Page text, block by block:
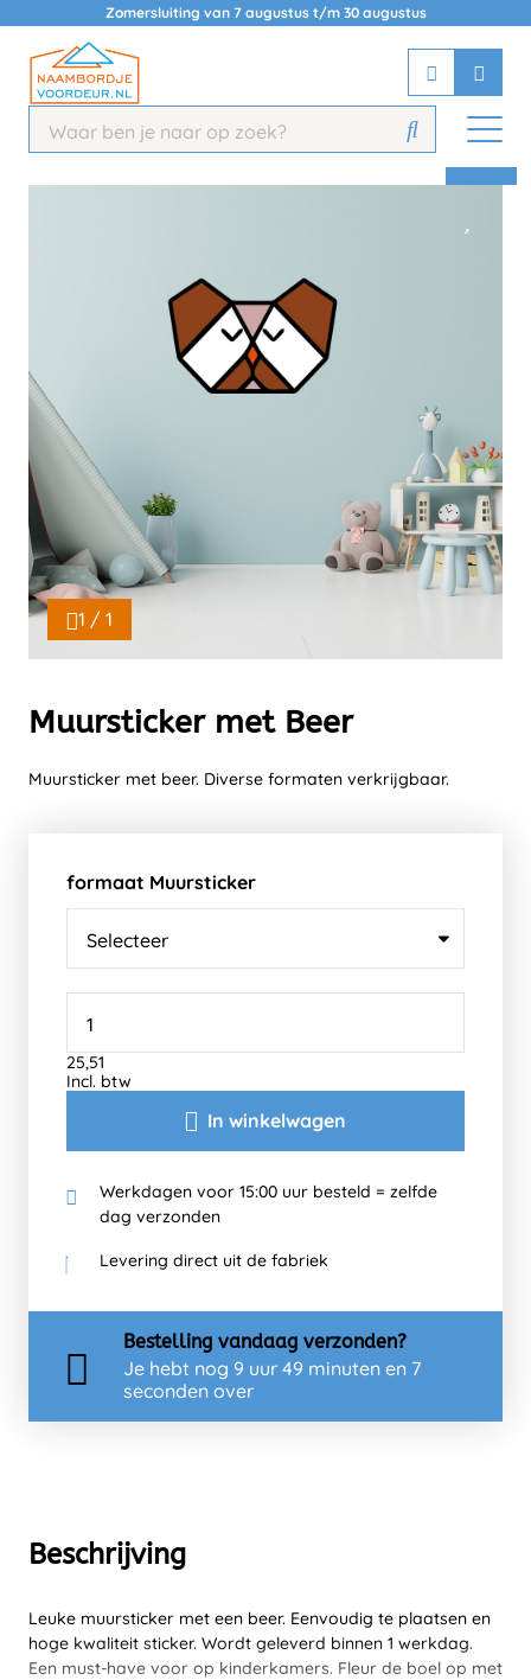
Zomersluiting van 7 augustus t/m 30 augustus
Chat 24/7 met onze chatbot voor
Contact
Beschrijving
Leuke muursticker met een beer. Eenvoudig te plaatsen en
hoge kwaliteit sticker. Wordt geleverd binnen 1 werkdag.
Een must-have voor op kinderkamers. Fleur de boel op met
1 / 1
Muursticker met Beer
Muursticker met beer. Diverse formaten verkrijgbaar.
formaat Muursticker
In winkelwagen
25,51
Incl. btw
Werkdagen voor 15:00 uur besteld = zelfde
dag verzonden
Levering direct uit de fabriek
Bestelling vandaag verzonden?
Je hebt nog 9 uur 49 minuten en 7
seconden over